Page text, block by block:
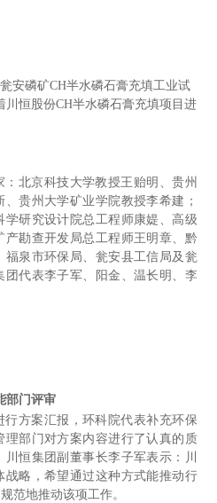
安磷矿CH半水磷石膏充填工业试
川恒股份CH半水磷石膏充填项目进
北京科技大学教授王贻明、贵州
贵州大学矿业学院教授李希建；
研究设计院总工程师康媞、高级
勘查开发局总工程师王明章、黔
泉市环保局、瓮安县工信局及瓮
代表李子军、阳金、温长明、李
部门评审
方案汇报，环科院代表补充环保
部门对方案内容进行了认真的质
恒集团副董事长李子军表示：川
略，希望通过这种方式能推动行
范地推动该项工作。